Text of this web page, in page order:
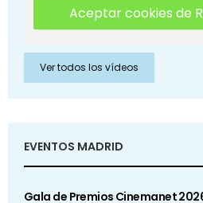
Aceptar cookies de
Ver todos los vídeos
EVENTOS MADRID
Gala de Premios Cinemanet